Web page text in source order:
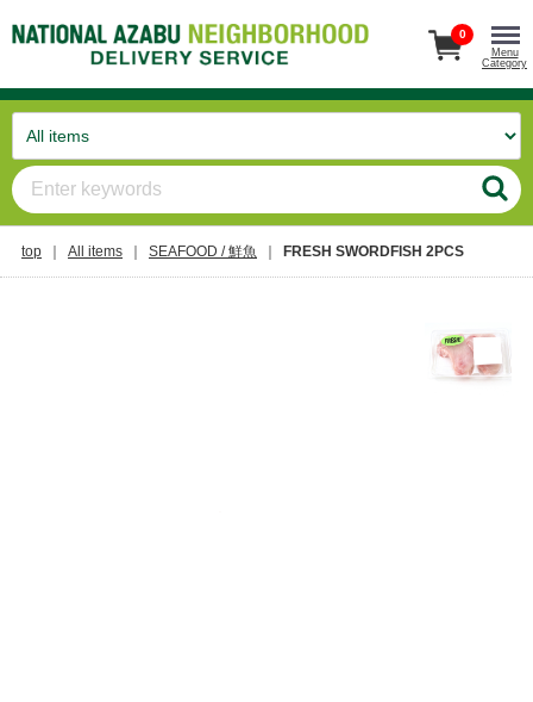
0
Menu
Category
top All items SEAFOOD / 鮮魚 FRESH SWORDFISH 2PCS